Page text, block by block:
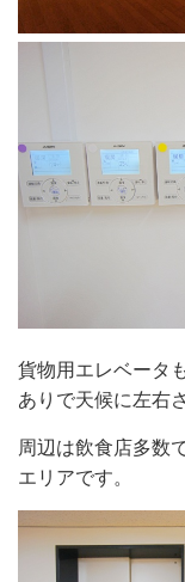
貨物用エレベータ
ありで天候に左右
周辺は飲食店多数
エリアです。